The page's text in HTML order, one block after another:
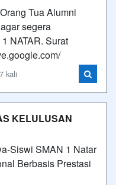
Tua Alumni
segera
NATAR. Surat
kali
KELULUSAN
Siswi SMAN 1 Natar
Berbasis Prestasi